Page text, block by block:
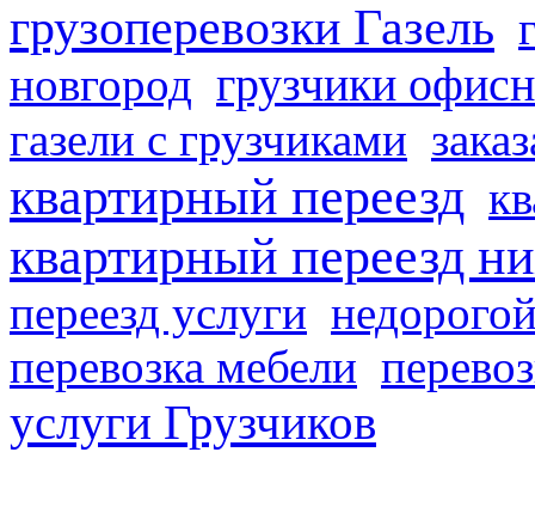
грузоперевозки Газель
новгород грузчики
газели с грузчиками
квартирный переезд
квартирный переезд
переезд услуги
перевозка мебели
услуги Грузчиков